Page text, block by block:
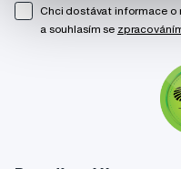
Chci dostávat informace o
a souhlasím se